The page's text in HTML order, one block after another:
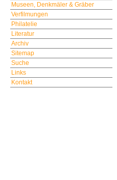
Museen, Denkmäler & Gräber
Verfilmungen
Philatelie
Literatur
Archiv
Sitemap
Suche
Links
Kontakt